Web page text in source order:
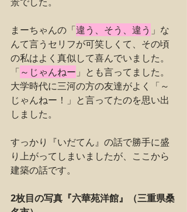
まーちゃんの「違う、そう、違う 」な
んて言うセリフが可笑しくて、その頃
の私はよく真似して喜んでいました。
「～じゃんねー 」とも言ってました。
大学時代に三河の方の友達がよく「～
じゃんねー！」と言ってたのを思い出
しました。
すっかり『いだてん』の話で勝手に盛
り上がってしまいましたが、ここから
建築の話です。
2枚目の写真『六華苑洋館』（三重県桑